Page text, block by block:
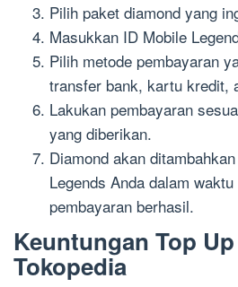
Pilih paket diamond yang
Masukkan ID Mobile
Pilih metode pembayaran
transfer bank, kartu kredit,
Lakukan pembayaran
yang diberikan.
Diamond akan
Legends Anda dalam
pembayaran berhasil.
Keuntungan Top
Tokopedia